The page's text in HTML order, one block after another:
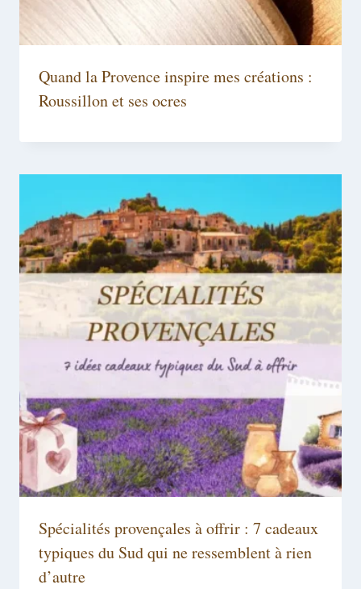
Quand la Provence inspire mes créations :
Roussillon et ses ocres
Spécialités provençales à offrir : 7 cadeaux
typiques du Sud qui ne ressemblent à rien
d’autre